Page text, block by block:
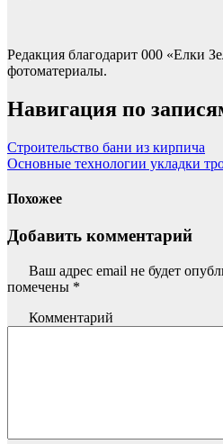
Редакция благодарит 000 «Елки
фотоматериалы.
Навигация по
Строительство бани из кирпича
Основные технологии укладки
Похожее
Добавить комментарий
Ваш адрес email не будет
помечены *
Комментарий